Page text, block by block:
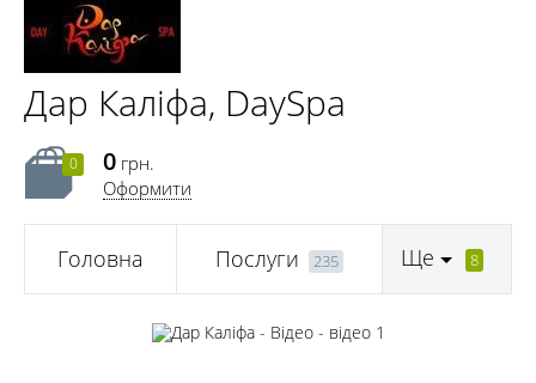
Дар Каліфа, DaySpa
0 0 грн.
Оформити
Головна Послуги 235 Ще 8